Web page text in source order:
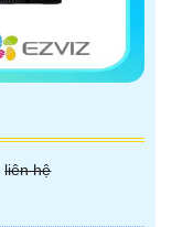
liên hệ